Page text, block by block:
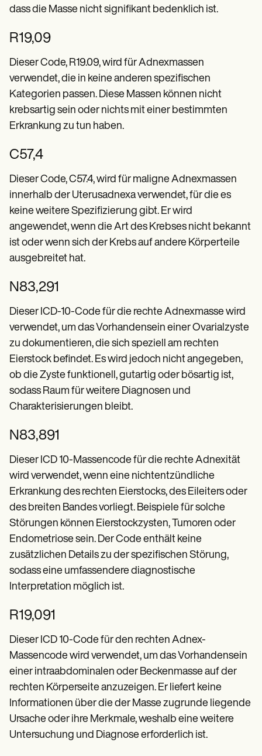
dass die Masse nicht signifikant bedenklich ist.
R19,09
Dieser Code, R19.09, wird für Adnexmassen
verwendet, die in keine anderen spezifischen
Kategorien passen. Diese Massen können nicht
krebsartig sein oder nichts mit einer bestimmten
Erkrankung zu tun haben.
C57,4
Dieser Code, C57.4, wird für maligne Adnexmassen
innerhalb der Uterusadnexa verwendet, für die es
keine weitere Spezifizierung gibt. Er wird
angewendet, wenn die Art des Krebses nicht bekannt
ist oder wenn sich der Krebs auf andere Körperteile
ausgebreitet hat.
N83,291
Dieser ICD-10-Code für die rechte Adnexmasse wird
verwendet, um das Vorhandensein einer Ovarialzyste
zu dokumentieren, die sich speziell am rechten
Eierstock befindet. Es wird jedoch nicht angegeben,
ob die Zyste funktionell, gutartig oder bösartig ist,
sodass Raum für weitere Diagnosen und
Charakterisierungen bleibt.
N83,891
Dieser ICD 10-Massencode für die rechte Adnexität
wird verwendet, wenn eine nichtentzündliche
Erkrankung des rechten Eierstocks, des Eileiters oder
des breiten Bandes vorliegt. Beispiele für solche
Störungen können Eierstockzysten, Tumoren oder
Endometriose sein. Der Code enthält keine
zusätzlichen Details zu der spezifischen Störung,
sodass eine umfassendere diagnostische
Interpretation möglich ist.
R19,091
Dieser ICD 10-Code für den rechten Adnex-
Massencode wird verwendet, um das Vorhandensein
einer intraabdominalen oder Beckenmasse auf der
rechten Körperseite anzuzeigen. Er liefert keine
Informationen über die der Masse zugrunde liegende
Ursache oder ihre Merkmale, weshalb eine weitere
Untersuchung und Diagnose erforderlich ist.